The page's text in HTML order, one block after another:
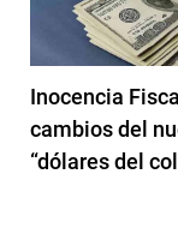
Inocencia
cambios del
“dólares del